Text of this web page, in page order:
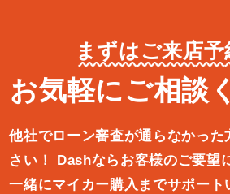
まずはご来店予
お気軽にご相談
他社でローン審査が通らなかっ
さい！
Dashならお客様のご要望
一緒にマイカー購入ま でサポート